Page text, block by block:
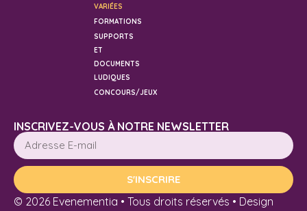
VARIÉES
FORMATIONS
SUPPORTS
ET
DOCUMENTS
LUDIQUES
CONCOURS/JEUX
INSCRIVEZ-VOUS À NOTRE NEWSLETTER
S'INSCRIRE
© 2026 Evenementia • Tous droits réservés • Design